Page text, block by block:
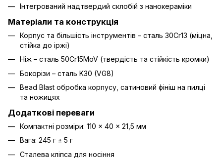
Інтегрований надтвердий склобій з нанокераміки
Матеріали та конструкція
Корпус та більшість інструментів – сталь 30Cr13 (міцна,
стійка до іржі)
Ніж – сталь 50Cr15MoV (твердість та стійкість кромки)
Бокорізи – сталь K30 (VG8)
Bead Blast обробка корпусу, сатиновий фініш на пилці
та ножицях
Додаткові переваги
Компактні розміри: 110 × 40 × 21,5 мм
Вага: 245 г ± 5 г
Сталева кліпса для носіння